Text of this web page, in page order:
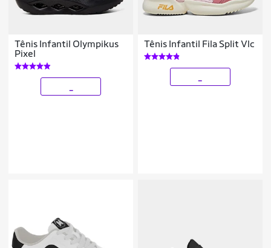
Tênis Infantil Olympikus
Pixel
Tênis Infantil Fila Split Vlc